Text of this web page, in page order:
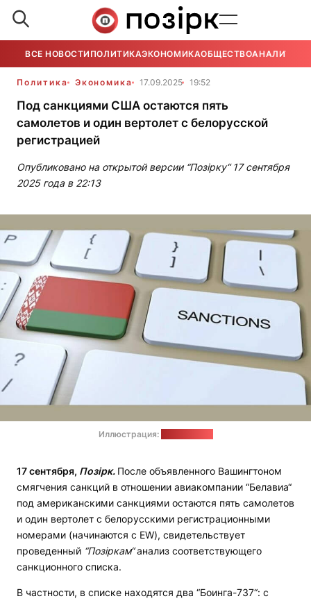
ВСЕ НОВОСТИ ПОЛИТИКАЭКОНОМИКАОБЩЕСТВОАНАЛИТИКА
Политика Экономика 17.09.2025 19:52
Под санкциями США остаются пять
самолетов и один вертолет с белорусской
регистрацией
Опубликовано на открытой версии “Позірку“ 17 сентября
2025 года в 22:13
Иллюстрация:
17 сентября, Позірк. После объявленного Вашингтоном
смягчения санкций в отношении авиакомпании “Белавиа“
под американскими санкциями остаются пять самолетов
и один вертолет с белорусскими регистрационными
номерами (начинаются с EW), свидетельствует
проведенный “Позіркам“анализ соответствующего
санкционного списка.
В частности, в списке находятся два “Боинга-737“: с